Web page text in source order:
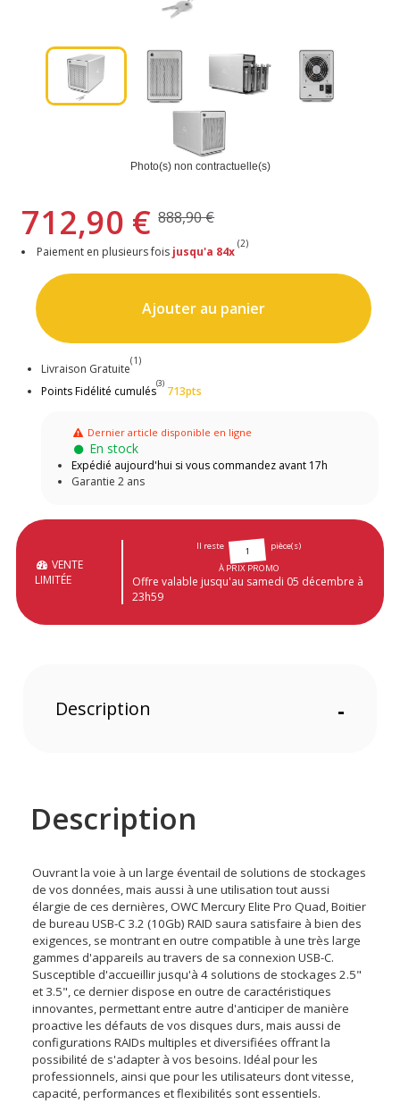
Photo(s) non contractuelle(s)
712,90 € 888,90 €
Paiement en plusieurs fois jusqu'a 84x
(2)
Ajouter au panier
Livraison Gratuite
(1)
Points Fidélité cumulés
(3)
713pts
Dernier article disponible en ligne
En stock
Expédié aujourd'hui si vous commandez avant 17h
Garantie 2 ans
VENTE
LIMITÉE
Il reste 1
pièce(s)
À PRIX PROMO
Offre valable jusqu'au samedi 05 décembre à
23h59
Description -
Description
Ouvrant la voie à un large éventail de solutions de stockages
de vos données, mais aussi à une utilisation tout aussi
élargie de ces dernières, OWC Mercury Elite Pro Quad, Boitier
de bureau USB-C 3.2 (10Gb) RAID saura satisfaire à bien des
exigences, se montrant en outre compatible à une très large
gammes d'appareils au travers de sa connexion USB-C.
Susceptible d'accueillir jusqu'à 4 solutions de stockages 2.5"
et 3.5", ce dernier dispose en outre de caractéristiques
innovantes, permettant entre autre d'anticiper de manière
proactive les défauts de vos disques durs, mais aussi de
configurations RAIDs multiples et diversifiées offrant la
possibilité de s'adapter à vos besoins. Idéal pour les
professionnels, ainsi que pour les utilisateurs dont vitesse,
capacité, performances et flexibilités sont essentiels.